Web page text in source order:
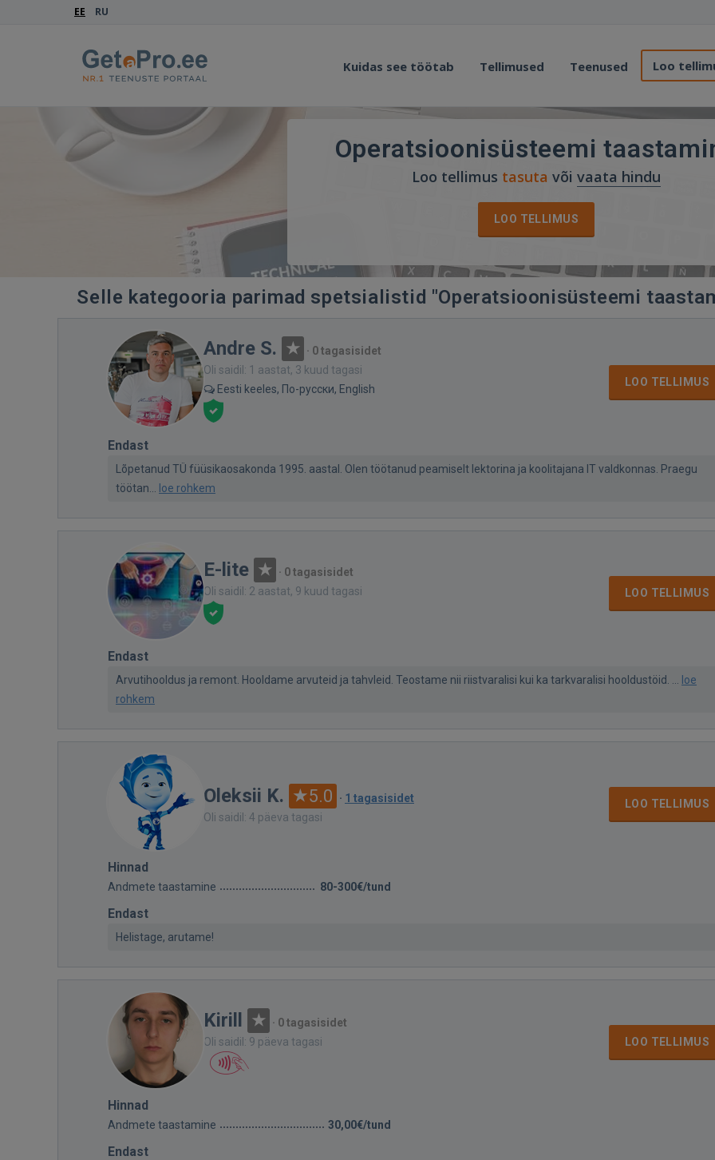
EE RU
Kuidas see töötab Tellimused Teenused Loo
Operatsioonisüsteemi
Loo tellimus tasuta või vaata hindu
LOO TELLIMUS
Selle kategooria parimad spetsialistid "Operatsioonisüsteemi
Andre S. · 0 tagasisidet
Oli saidil: 1 aastat, 3 kuud tagasi
Eesti keeles, По-русски, English
LOO TELLIMUS
Endast
Lõpetanud TÜ füüsikaosakonda 1995. aastal. Olen töötanud peamiselt lektorina ja koolitajana IT valdkonnas. Praegu
töötan...
loe rohkem
E-lite · 0 tagasisidet
Oli saidil: 2 aastat, 9 kuud tagasi
LOO TELLIMUS
Endast
Arvutihooldus ja remont. Hooldame arvuteid ja tahvleid. Teostame nii riistvaralisi kui ka tarkvaralisi hooldustöid. ...
loe
rohkem
Oleksii K. 5.0 · 1 tagasisidet
Oli saidil: 4 päeva tagasi
LOO TELLIMUS
Hinnad
Andmete taastamine 80-300€/tund
Endast
Helistage, arutame!
Kirill · 0 tagasisidet
Oli saidil: 9 päeva tagasi
LOO TELLIMUS
Hinnad
Andmete taastamine 30,00€/tund
Endast